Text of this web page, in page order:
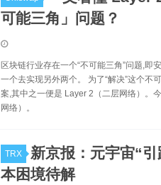
可能三角」问题？
区块链行业存在一个“不可能三角”问题,即
一个去实现另外两个。 为了“解决”这个不
案,其中之一便是 Layer 2（二层网络）。
网络）。
TRX
新京报：元宇宙“
本困境待解